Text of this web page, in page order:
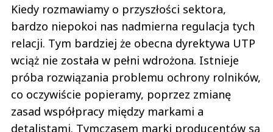
Kiedy rozmawiamy o przyszłości sektora,
bardzo niepokoi nas nadmierna regulacja tych
relacji. Tym bardziej że obecna dyrektywa UTP
wciąż nie została w pełni wdrożona. Istnieje
próba rozwiązania problemu ochrony rolników,
co oczywiście popieramy, poprzez zmianę
zasad współpracy między markami a
detalistami. Tymczasem marki producentów są